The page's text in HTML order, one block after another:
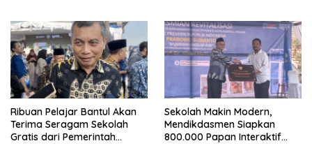
Ribuan Pelajar Bantul Akan
Terima Seragam Sekolah
Gratis dari Pemerintah
Sekolah Makin Modern,
Mendikdasmen Siapkan
800.000 Papan Interaktif